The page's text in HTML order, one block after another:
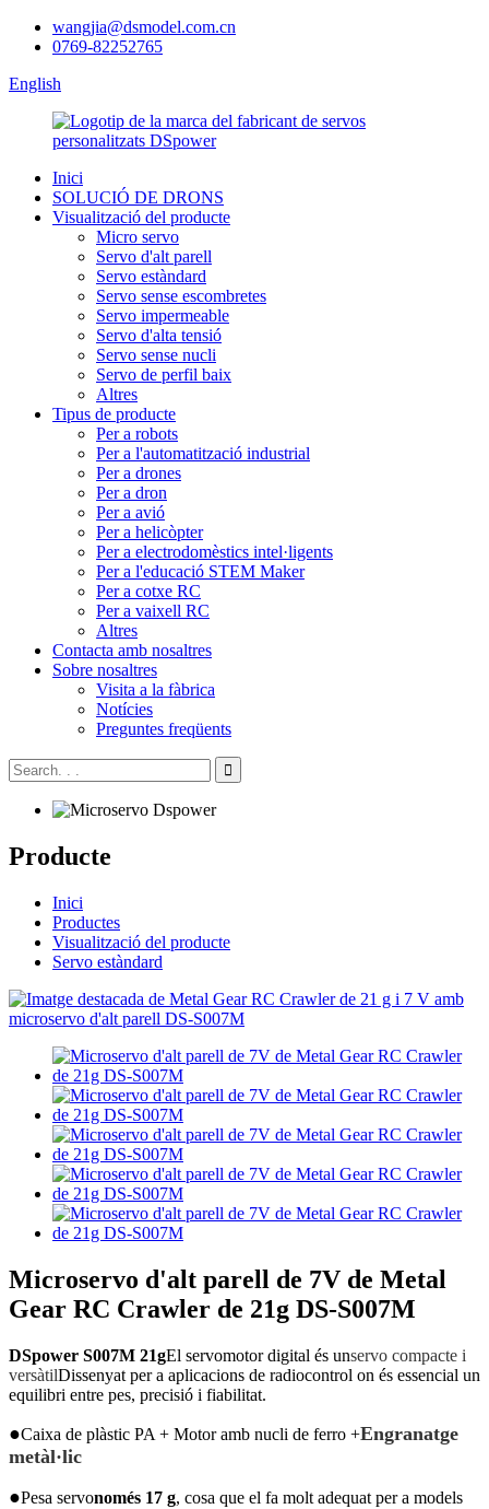
wangjia@dsmodel.com.cn
0769-82252765
English
Inici
SOLUCIÓ DE DRONS
Visualització del producte
Micro servo
Servo d'alt parell
Servo estàndard
Servo sense escombretes
Servo impermeable
Servo d'alta tensió
Servo sense nucli
Servo de perfil baix
Altres
Tipus de producte
Per a robots
Per a l'automatització industrial
Per a drones
Per a dron
Per a avió
Per a helicòpter
Per a electrodomèstics intel·ligents
Per a l'educació STEM Maker
Per a cotxe RC
Per a vaixell RC
Altres
Contacta amb nosaltres
Sobre nosaltres
Visita a la fàbrica
Notícies
Preguntes freqüents
Producte
Inici
Productes
Visualització del producte
Servo estàndard
Microservo d'alt parell de 7V de Metal
Gear RC Crawler de 21g DS-S007M
DSpower S007M 21gEl servomotor digital és unservo compacte i
versàtilDissenyat per a aplicacions de radiocontrol on és essencial un
equilibri entre pes, precisió i fiabilitat.
●Caixa de plàstic PA + Motor amb nucli de ferro +Engranatge
metàl·lic
●Pesa servonomés 17 g, cosa que el fa molt adequat per a models